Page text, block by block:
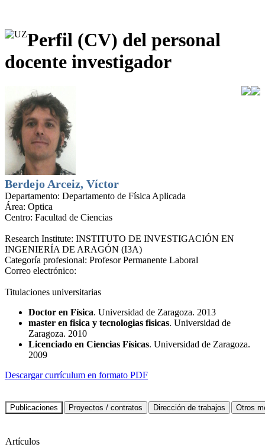
Perfil (CV) del personal
docente investigador
Berdejo Arceiz, Víctor
Departamento: Departamento de Física Aplicada
Área: Optica
Centro: Facultad de Ciencias
Research Institute: INSTITUTO DE INVESTIGACIÓN EN
INGENIERÍA DE ARAGÓN (I3A)
Categoría profesional: Profesor Permanente Laboral
Correo electrónico:
Titulaciones universitarias
Doctor en Física. Universidad de Zaragoza. 2013
master en fisica y tecnologias fisicas. Universidad de
Zaragoza. 2010
Licenciado en Ciencias Físicas. Universidad de Zaragoza.
2009
Descargar currículum en formato PDF
Artículos